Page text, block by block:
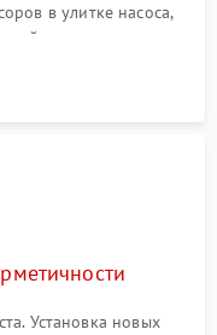
в улитке насоса,
ремонт платы
проводки.
Установка новых